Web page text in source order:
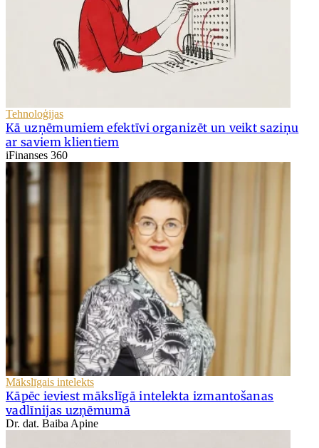
Tehnoloģijas
Kā uzņēmumiem efektīvi organizēt un veikt saziņu
ar saviem klientiem
iFinanses 360
Mākslīgais intelekts
Kāpēc ieviest mākslīgā intelekta izmantošanas
vadlīnijas uzņēmumā
Dr. dat. Baiba Apine